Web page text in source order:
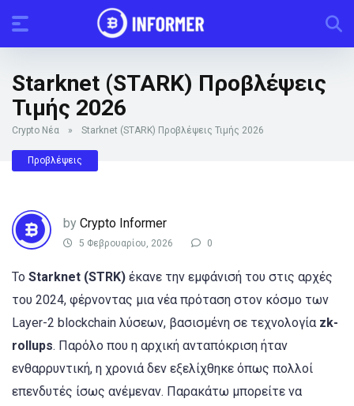
Starknet (STARK) Προβλέψεις
Τιμής 2026
Crypto Νέα » Starknet (STARK) Προβλέψεις Τιμής 2026
Προβλέψεις
by Crypto Informer
5 Φεβρουαρίου, 2026 0
Το Starknet (STRK) έκανε την εμφάνισή του στις αρχές
του 2024, φέρνοντας μια νέα πρόταση στον κόσμο των
Layer-2 blockchain λύσεων, βασισμένη σε τεχνολογία zk-
rollups. Παρόλο που η αρχική ανταπόκριση ήταν
ενθαρρυντική, η χρονιά δεν εξελίχθηκε όπως πολλοί
επενδυτές ίσως ανέμεναν. Παρακάτω μπορείτε να